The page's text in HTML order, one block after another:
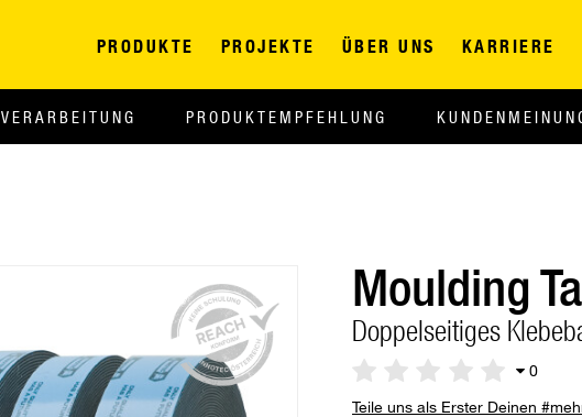
PRODUKTE PROJEKTE ÜBER UNS KARRIERE
VERARBEITUNG PRODUKTEMPFEHLUNG
Moulding
Doppelseitiges
0
Teile uns als Erster Deinen